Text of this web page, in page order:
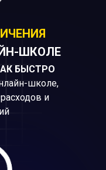
ШКОЛЕ
БЫСТРО
школе,
и